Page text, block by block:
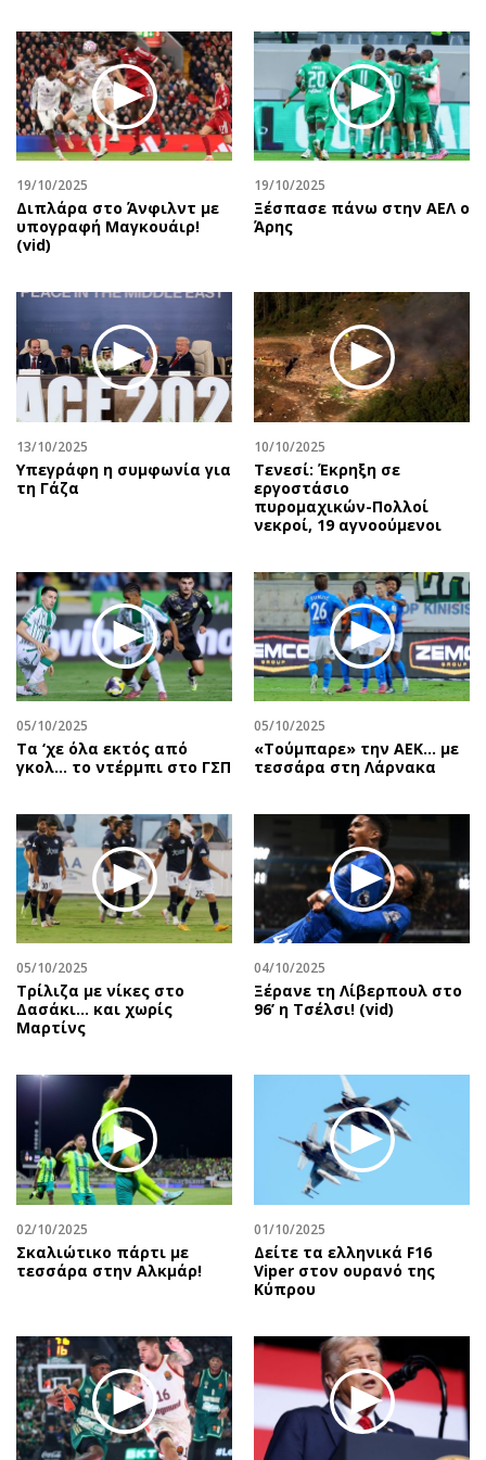
19/10/2025
Διπλάρα στο Άνφιλντ με
υπογραφή Μαγκουάιρ!
(vid)
19/10/2025
Ξέσπασε πάνω στην ΑΕΛ ο
Άρης
13/10/2025
Υπεγράφη η συμφωνία για
τη Γάζα
10/10/2025
Τενεσί: Έκρηξη σε
εργοστάσιο
πυρομαχικών-Πολλοί
νεκροί, 19 αγνοούμενοι
05/10/2025
Τα ‘χε όλα εκτός από
γκολ… το ντέρμπι στο ΓΣΠ
05/10/2025
«Τούμπαρε» την ΑΕΚ… με
τεσσάρα στη Λάρνακα
05/10/2025
Τρίλιζα με νίκες στο
Δασάκι… και χωρίς
Μαρτίνς
04/10/2025
Ξέρανε τη Λίβερπουλ στο
96’ η Τσέλσι! (vid)
02/10/2025
Σκαλιώτικο πάρτι με
τεσσάρα στην Αλκμάρ!
01/10/2025
Δείτε τα ελληνικά F16
Viper στον ουρανό της
Κύπρου